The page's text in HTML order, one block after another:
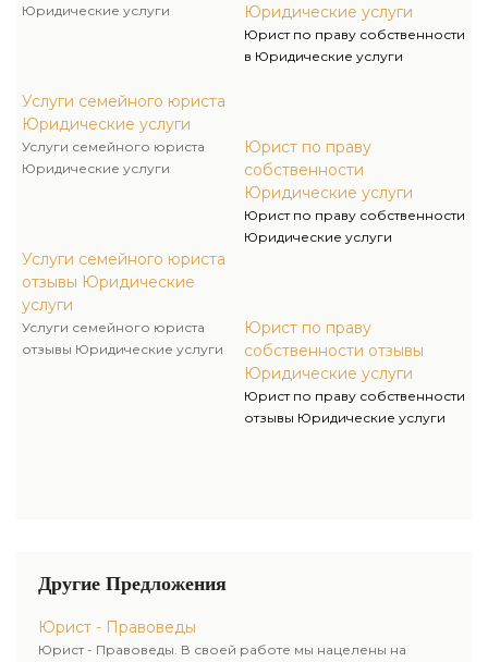
Юридические услуги
Услуги семейного юриста
Юридические услуги
Услуги семейного юриста
Юридические услуги
Услуги семейного юриста
отзывы Юридические
услуги
Услуги семейного юриста
отзывы Юридические услуги
Юридические услуги
Юрист по праву собственности
в Юридические услуги
Юрист по праву
собственности
Юридические услуги
Юрист по праву собственности
Юридические услуги
Юрист по праву
собственности отзывы
Юридические услуги
Юрист по праву собственности
отзывы Юридические услуги
Другие Предложения
Юрист - Правоведы
Юрист - Правоведы. В своей работе мы нацелены на